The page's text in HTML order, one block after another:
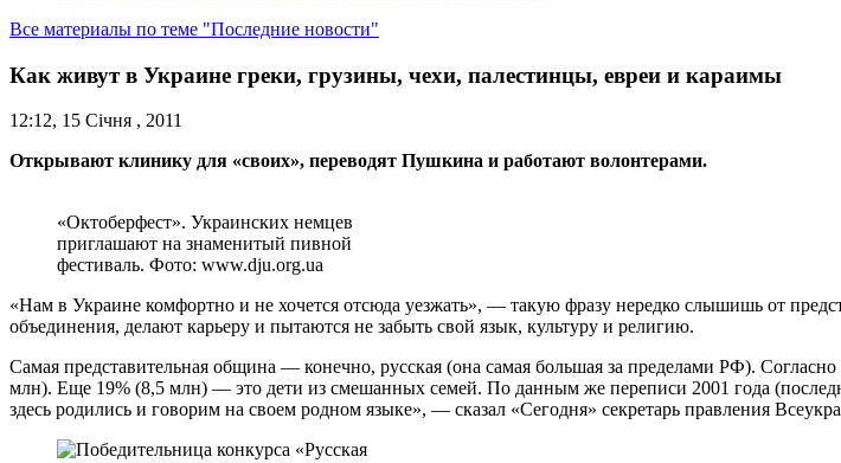
Все материалы по теме "Последние новости"
Как живут в Украине греки, грузины, чехи, палестинцы, евреи и караимы
12:12, 15 Січня , 2011
Открывают клинику для «своих», переводят Пушкина и работают волонтерами.
«Октоберфест». Украинских немцев
приглашают на знаменитый пивной
фестиваль. Фото: www.dju.org.ua
«Нам в Украине комфортно и не хочется отсюда уезжать», — такую фразу нередко слышишь от
объединения, делают карьеру и пытаются не забыть свой язык, культуру и религию.
Самая представительная община — конечно, русская (она самая большая за пределами РФ).
млн). Еще 19% (8,5 млн) — это дети из смешанных семей. По данным же переписи 2001 года
здесь родились и говорим на своем родном языке», — сказал «Сегодня» секретарь правления